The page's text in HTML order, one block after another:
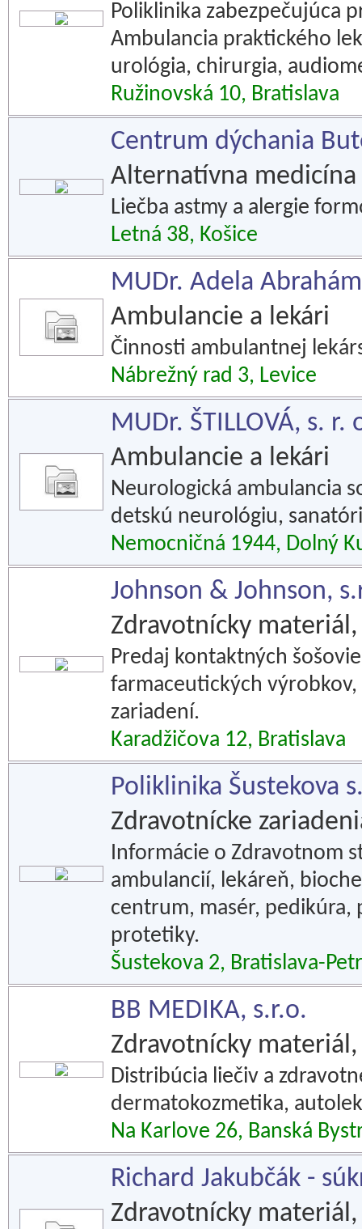
Poliklinika zabezpečujúca
Ambulancia praktického
urológia, chirurgia,
Ružinovská 10, Bratislava
Centrum dýchania
Alternatívna medicína
Liečba astmy a alergie
Letná 38, Košice
MUDr. Adela
Ambulancie a lekári
Činnosti ambulantnej
Nábrežný rad 3, Levice
MUDr. ŠTILLOVÁ, s. r.
Ambulancie a lekári
Neurologická ambulancia
detskú neurológiu,
Nemocničná 1944, Dolný
Johnson & Johnson,
Zdravotnícky
Predaj kontaktných
farmaceutických
zariadení.
Karadžičova 12, Bratislava
Poliklinika Šustekova
Zdravotnícke
Informácie o Zdravotnom
ambulancií, lekáreň,
centrum, masér, pedikúra,
protetiky.
Šustekova 2, Bratislava-
BB MEDIKA, s.r.o.
Zdravotnícky
Distribúcia liečiv a
dermatokozmetika,
Na Karlove 26, Banská
Richard Jakubčák -
Zdravotnícky